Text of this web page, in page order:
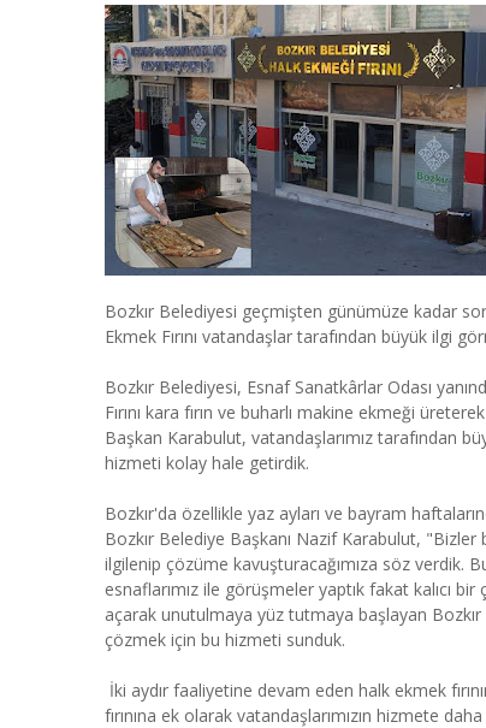
Bozkır Belediyesi geçmişten günümüze kadar
Ekmek Fırını vatandaşlar tarafından büyük ilgi
Bozkır Belediyesi, Esnaf Sanatkârlar Odası
Fırını kara fırın ve buharlı makine ekmeği
Başkan Karabulut, vatandaşlarımız tarafından
hizmeti kolay hale getirdik.
Bozkır'da özellikle yaz ayları ve bayram
Bozkır Belediye Başkanı Nazif Karabulut, "Bizler
ilgilenip çözüme kavuşturacağımıza söz verdik.
esnaflarımız ile görüşmeler yaptık fakat kalıcı
açarak unutulmaya yüz tutmaya başlayan
çözmek için bu hizmeti sunduk.
İki aydır faaliyetine devam eden halk ekmek
fırınına ek olarak vatandaşlarımızın hizmete